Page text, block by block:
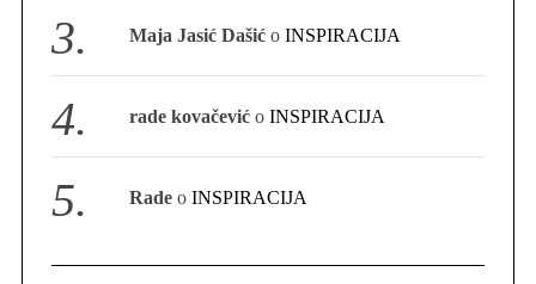
Maja Jasić Dašić oINSPIRACIJA
rade kovačević oINSPIRACIJA
Rade oINSPIRACIJA